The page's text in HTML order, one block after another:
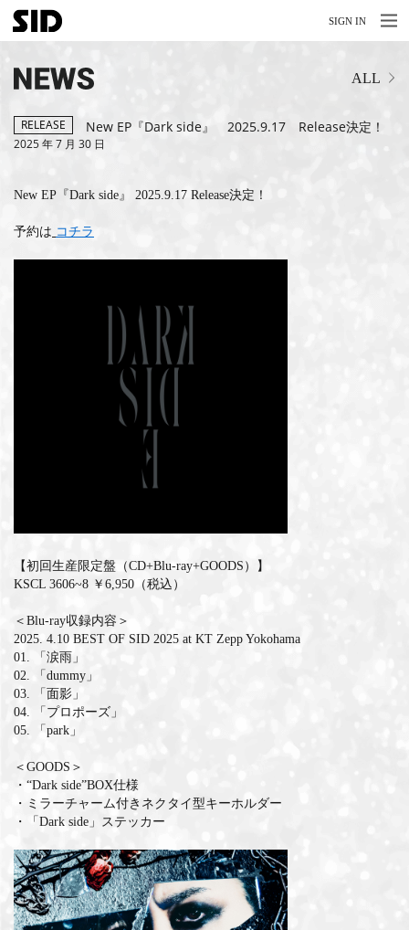
SIGN IN
NEWS
RELEASE
STORE
English
ALL
RELEASE New EP『Dark side』 2025.9.17 Release決定！
2025 年 7 月 30 日
New EP『Dark side』 2025.9.17 Release決定！
予約は コチラ
【初回生産限定盤（CD+Blu-ray+GOODS）】
KSCL 3606~8 ￥6,950（税込）
＜Blu-ray収録内容＞
2025. 4.10 BEST OF SID 2025 at KT Zepp Yokohama
01. 「涙雨」
02. 「dummy」
03. 「面影」
04. 「プロポーズ」
05. 「park」
＜GOODS＞
・“Dark side”BOX仕様
・ミラーチャーム付きネクタイ型キーホルダー
・「Dark side」ステッカー